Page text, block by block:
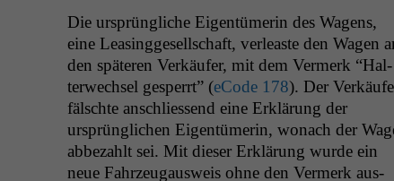
Die ursprüngliche Eigen­tümerin des Wagens,
eine Leas­ingge­sellschaft, ver­leaste den Wagen
den späteren Verkäufer, mit dem Ver­merk “Hal­
ter­wech­sel ges­per­rt” (eCode 178). Der
fälschte anschliessend eine Erk­lärung der
ursprünglichen Eigen­tümerin, wonach der
abbezahlt sei. Mit dieser Erk­lärung wurde ein
neue Fahrzeu­gausweis ohne den Ver­merk aus­